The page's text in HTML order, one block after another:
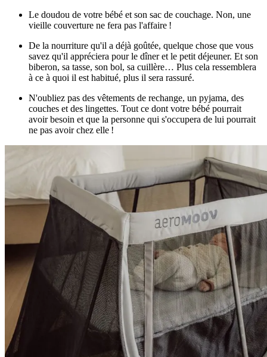
Le doudou de votre bébé et son sac de couchage. Non, une
vieille couverture ne fera pas l'affaire !
De la nourriture qu'il a déjà goûtée, quelque chose que vous
savez qu'il appréciera pour le dîner et le petit déjeuner. Et son
biberon, sa tasse, son bol, sa cuillère… Plus cela ressemblera
à ce à quoi il est habitué, plus il sera rassuré.
N'oubliez pas des vêtements de rechange, un pyjama, des
couches et des lingettes. Tout ce dont votre bébé pourrait
avoir besoin et que la personne qui s'occupera de lui pourrait
ne pas avoir chez elle !